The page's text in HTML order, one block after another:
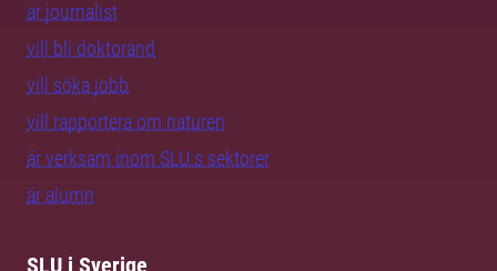
är journalist
vill bli doktorand
vill söka jobb
vill rapportera om naturen
är verksam inom SLU:s sektorer
är alumn
SLU i Sverige